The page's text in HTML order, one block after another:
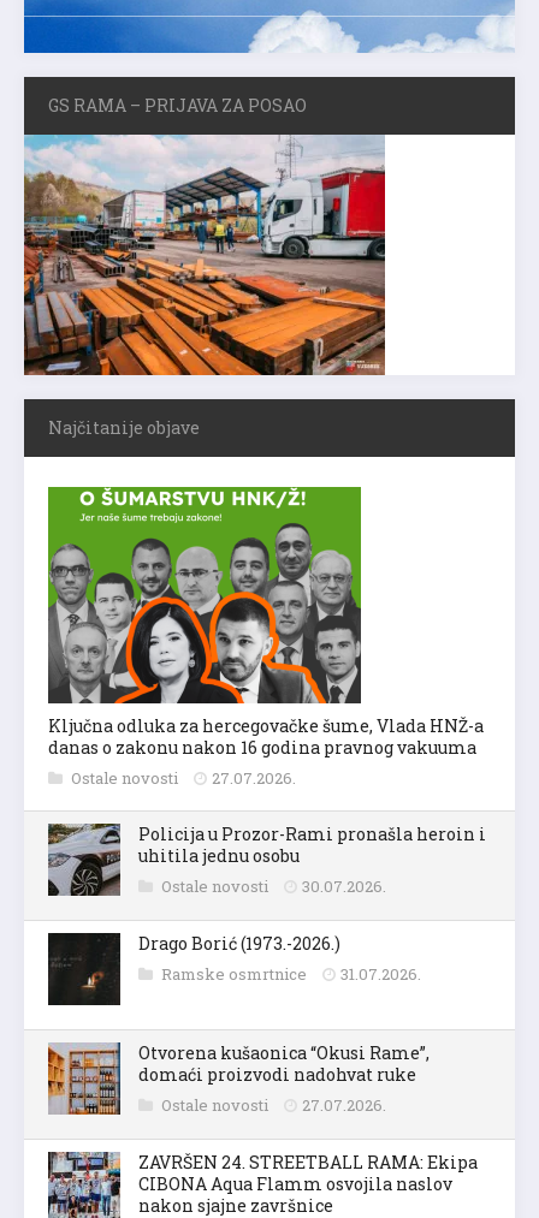
GS RAMA – PRIJAVA ZA POSAO
Najčitanije objave
Ključna odluka za hercegovačke šume, Vlada HNŽ-a
danas o zakonu nakon 16 godina pravnog vakuuma
Ostale novosti 27.07.2026.
Policija u Prozor-Rami pronašla heroin i
uhitila jednu osobu
Ostale novosti 30.07.2026.
Drago Borić (1973.-2026.)
Ramske osmrtnice 31.07.2026.
Otvorena kušaonica “Okusi Rame”,
domaći proizvodi nadohvat ruke
Ostale novosti 27.07.2026.
ZAVRŠEN 24. STREETBALL RAMA: Ekipa
CIBONA Aqua Flamm osvojila naslov
nakon sjajne završnice